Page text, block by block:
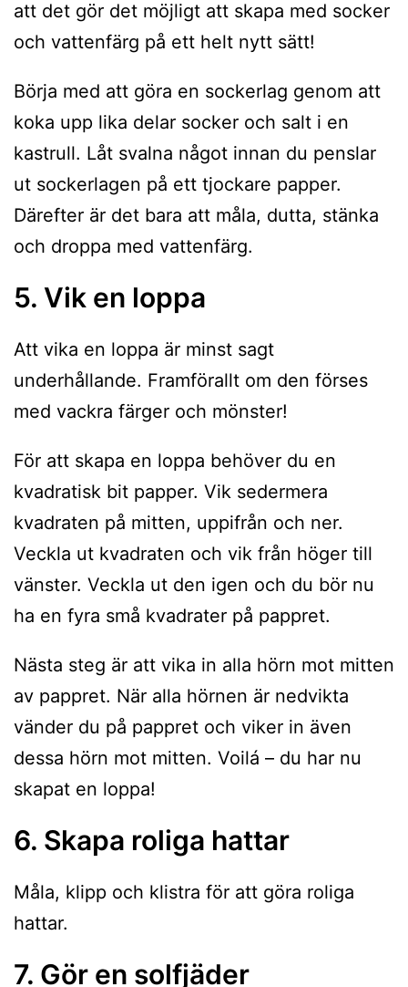
att det gör det möjligt att skapa med socker
och vattenfärg på ett helt nytt sätt!
Börja med att göra en sockerlag genom att
koka upp lika delar socker och salt i en
kastrull. Låt svalna något innan du penslar
ut sockerlagen på ett tjockare papper.
Därefter är det bara att måla, dutta, stänka
och droppa med vattenfärg.
5. Vik en loppa
Att vika en loppa är minst sagt
underhållande. Framförallt om den förses
med vackra färger och mönster!
För att skapa en loppa behöver du en
kvadratisk bit papper. Vik sedermera
kvadraten på mitten, uppifrån och ner.
Veckla ut kvadraten och vik från höger till
vänster. Veckla ut den igen och du bör nu
ha en fyra små kvadrater på pappret.
Nästa steg är att vika in alla hörn mot mitten
av pappret. När alla hörnen är nedvikta
vänder du på pappret och viker in även
dessa hörn mot mitten. Voilá – du har nu
skapat en loppa!
6. Skapa roliga hattar
Måla, klipp och klistra för att göra roliga
hattar.
7. Gör en solfjäder